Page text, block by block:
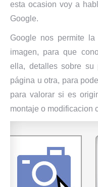
esta ocasion voy a
Google.
Google nos permite
imagen, para que
ella, detalles sobre su
página u otra, para
para valorar si es
montaje o modificacion